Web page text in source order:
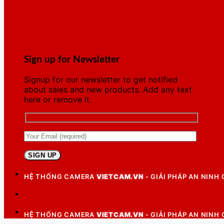
Sign up for Newsletter
Signup for our newsletter to get notified
about sales and new products. Add any text
here or remove it.
HỆ THỐNG CAMERA VIETCAM.VN - GIẢI PHÁP AN NINH
HỆ THỐNG CAMERA VIETCAM.VN - GIẢI PHÁP AN NINH